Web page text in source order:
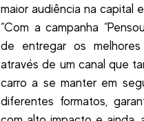
maior audiência na capital
“Com a campanha
de entregar os
através de um canal que
carro a se manter em
diferentes formatos,